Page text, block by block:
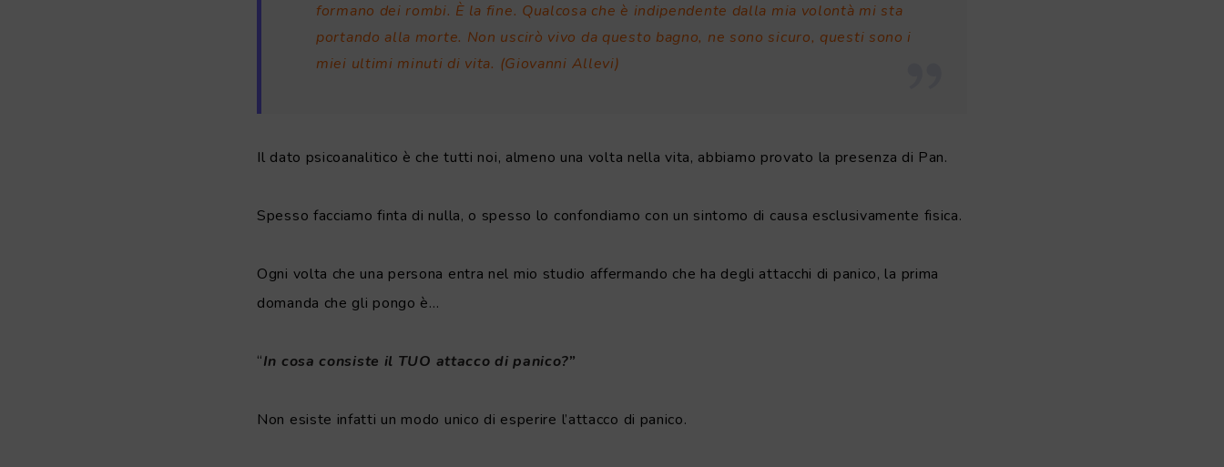
formano dei rombi. È la fine. Qualcosa che è indipendente dalla mia volontà mi sta
portando alla morte. Non uscirò vivo da questo bagno, ne sono sicuro, questi sono i
miei ultimi minuti di vita. (Giovanni Allevi)
Il dato psicoanalitico è che tutti noi, almeno una volta nella vita, abbiamo provato la presenza di Pan.
Spesso facciamo finta di nulla, o spesso lo confondiamo con un sintomo di causa esclusivamente fisica.
Ogni volta che una persona entra nel mio studio affermando che ha degli attacchi di panico, la prima
domanda che gli pongo è…
“In cosa consiste il TUO attacco di panico?”
Non esiste infatti un modo unico di esperire l’attacco di panico.